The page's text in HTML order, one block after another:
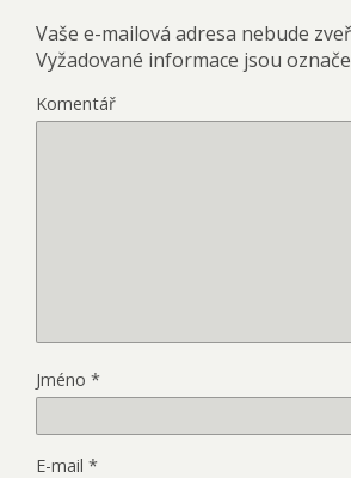
Vaše e-mailová adresa nebude
Vyžadované informace jsou
Komentář
Jméno *
E-mail *